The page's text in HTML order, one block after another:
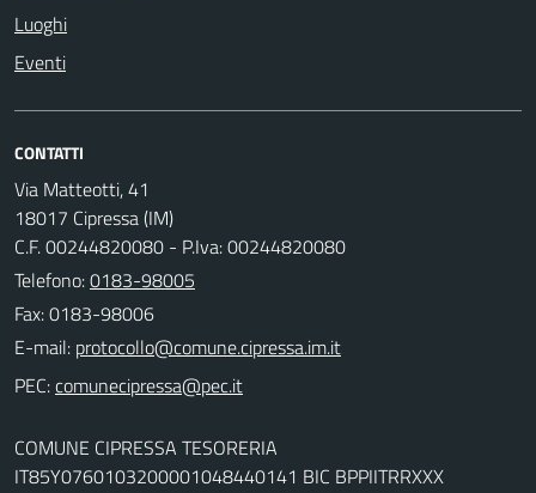
Luoghi
Eventi
CONTATTI
Via Matteotti, 41
18017 Cipressa (IM)
C.F. 00244820080 - P.Iva: 00244820080
Telefono:0183-98005
Fax: 0183-98006
E-mail:
PEC:
COMUNE CIPRESSA TESORERIA
IT85Y0760103200001048440141 BIC BPPIITRRXXX